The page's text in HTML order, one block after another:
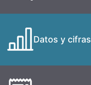
Datos y cifras